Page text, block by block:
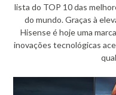
lista do TOP 10 das
do mundo. Graças à
Hisense é hoje uma
inovações tecnológicas